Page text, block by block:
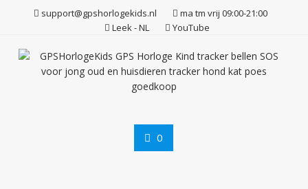
inhoud
support@gpshorlogekids.nl
ma tm vrij 09:00-21:00
Leek - NL
YouTube
0